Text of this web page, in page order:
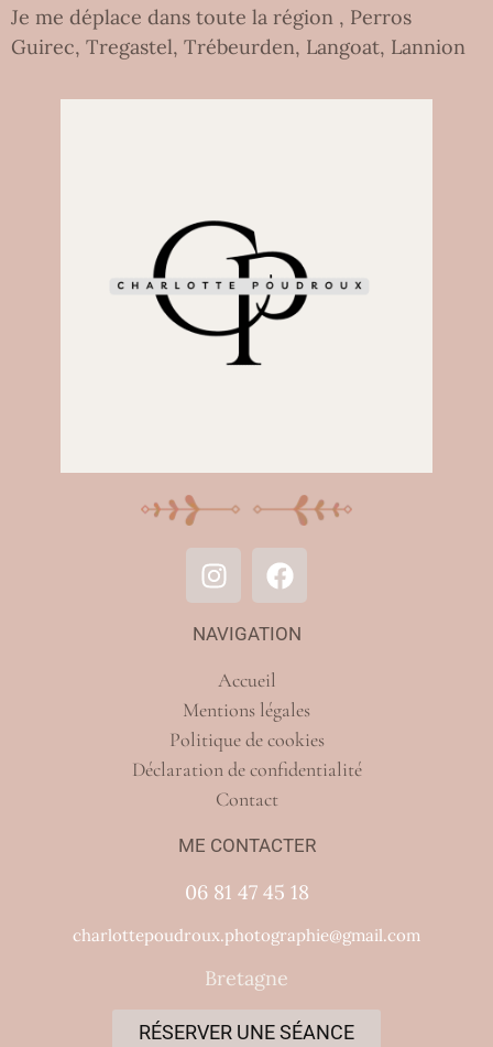
Je me déplace dans toute la région , Perros
Guirec, Tregastel, Trébeurden, Langoat, Lannion
NAVIGATION
Accueil
Mentions légales
Politique de cookies
Déclaration de confidentialité
Contact
ME CONTACTER
06 81 47 45 18
charlottepoudroux.photographie@gmail.com
Bretagne
RÉSERVER UNE SÉANCE